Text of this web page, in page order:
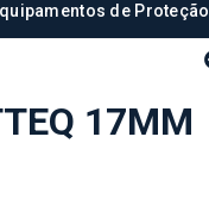
de Proteção
17MM